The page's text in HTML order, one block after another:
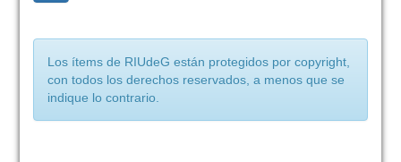
Los ítems de RIUdeG están protegidos por copyright,
con todos los derechos reservados, a menos que se
indique lo contrario.